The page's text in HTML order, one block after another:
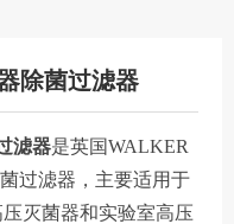
除菌过滤器
滤器是英国WALKER
过滤器，主要适用于
灭菌器和实验室高压